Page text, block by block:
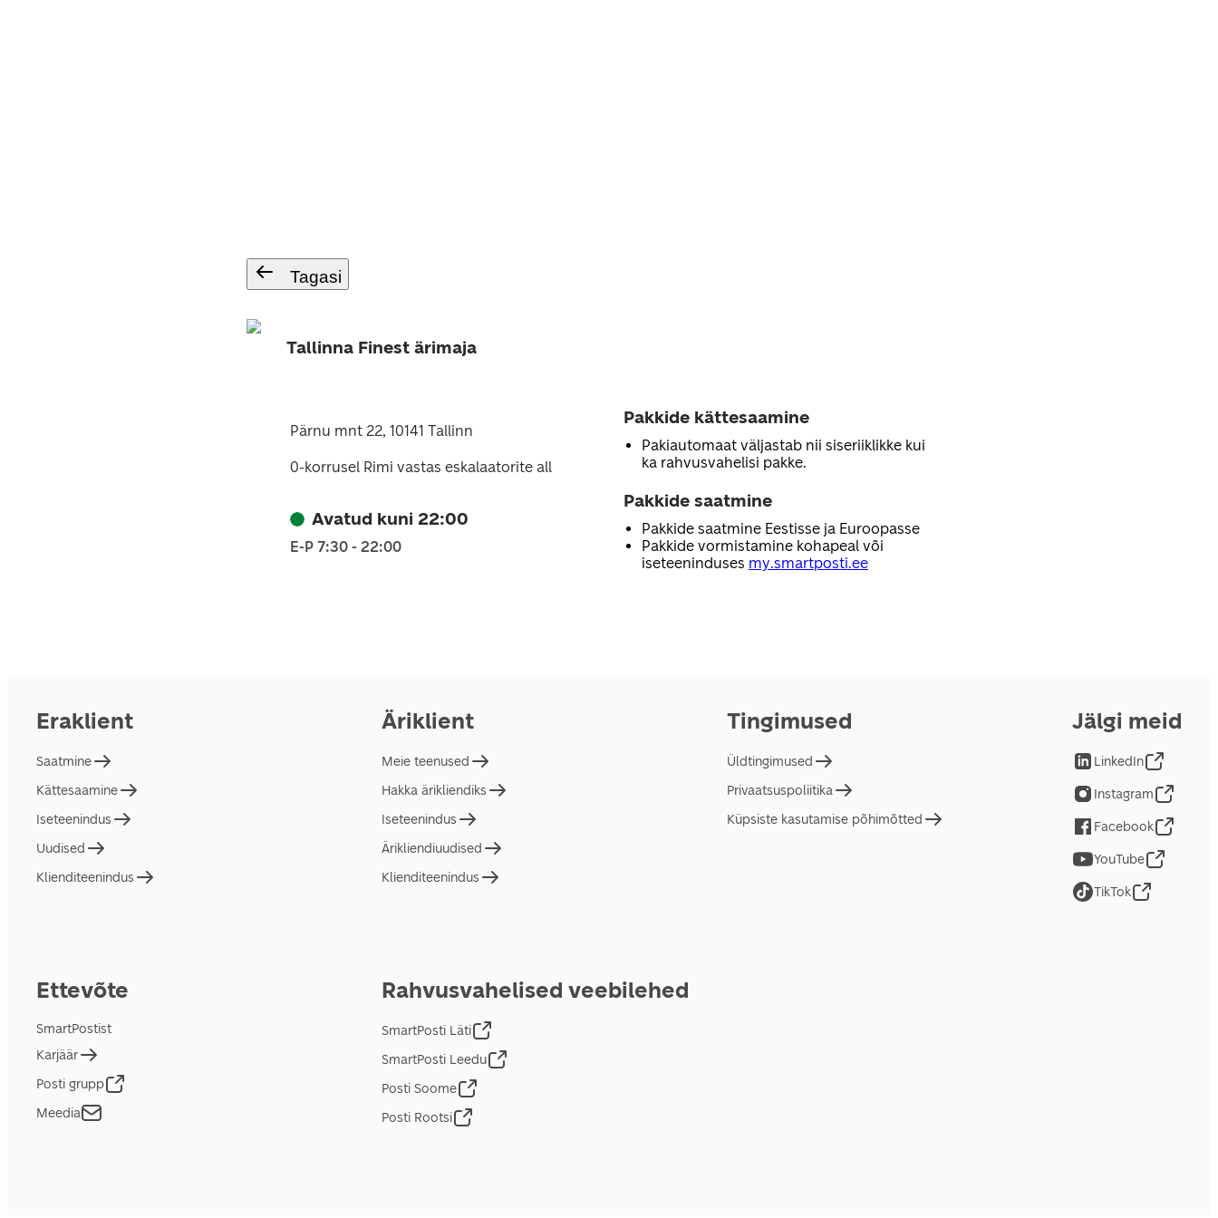
Tagasi
Tallinna Finest ärimaja
Pärnu mnt 22, 10141 Tallinn
0-korrusel Rimi vastas eskalaatorite all
Avatud kuni 22:00
E-P 7:30 - 22:00
Pakkide kättesaamine
Pakiautomaat väljastab nii siseriiklikke kui
ka rahvusvahelisi pakke.
Pakkide saatmine
Pakkide saatmine Eestisse ja Euroopasse
Pakkide vormistamine kohapeal või
iseteeninduses my.smartposti.ee
Eraklient
Saatmine
Kättesaamine
Iseteenindus
Uudised
Klienditeenindus
Äriklient
Meie teenused
Hakka ärikliendiks
Iseteenindus
Ärikliendiuudised
Klienditeenindus
Tingimused
Üldtingimused
Privaatsuspoliitika
Küpsiste kasutamise põhimõtted
Ettevõte
SmartPostist
Karjäär
Posti grupp
Meedia
Rahvusvahelised veebilehed
SmartPosti Läti
SmartPosti Leedu
Posti Soome
Posti Rootsi
Jälgi meid
LinkedIn
Instagram
Facebook
YouTube
TikTok